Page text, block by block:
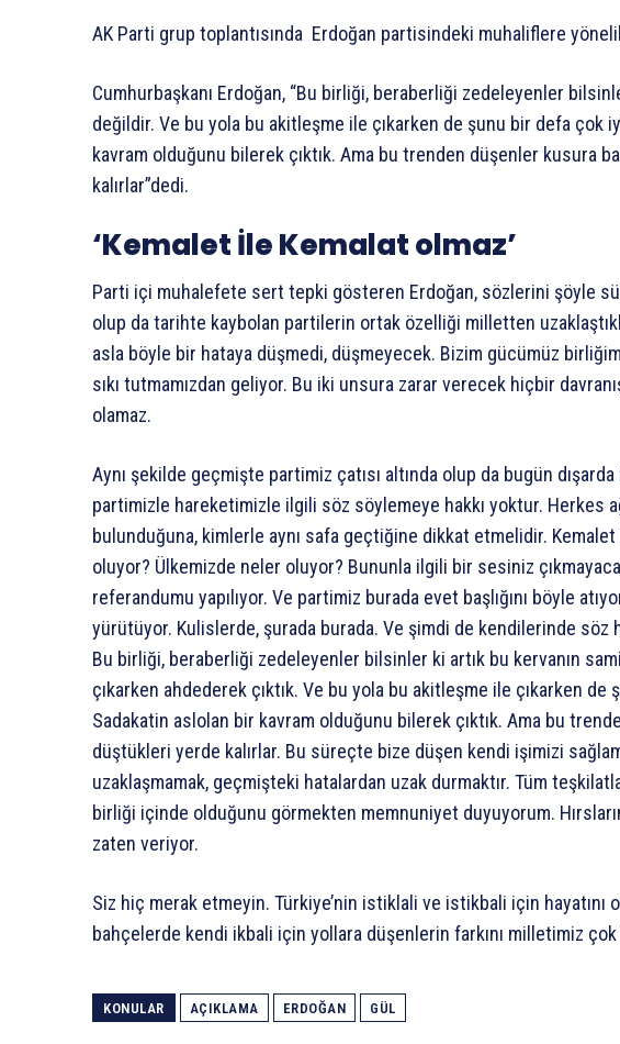
AK Parti grup toplantısında Erdoğan partisindeki muhaliflere
Cumhurbaşkanı Erdoğan, “Bu birliği, beraberliği zedeleyenler
değildir. Ve bu yola bu akitleşme ile çıkarken de şunu bir defa çok
kavram olduğunu bilerek çıktık. Ama bu trenden düşenler kusura
kalırlar”dedi.
‘Kemalet İle Kemalat olmaz’
Parti içi muhalefete sert tepki gösteren Erdoğan, sözlerini şöyle
olup da tarihte kaybolan partilerin ortak özelliği milletten
asla böyle bir hataya düşmedi, düşmeyecek. Bizim gücümüz
sıkı tutmamızdan geliyor. Bu iki unsura zarar verecek hiçbir
olamaz.
Aynı şekilde geçmişte partimiz çatısı altında olup da bugün
partimizle hareketimizle ilgili söz söylemeye hakkı yoktur. Herkes
bulunduğuna, kimlerle aynı safa geçtiğine dikkat etmelidir.
oluyor? Ülkemizde neler oluyor? Bununla ilgili bir sesiniz
referandumu yapılıyor. Ve partimiz burada evet başlığını böyle
yürütüyor. Kulislerde, şurada burada. Ve şimdi de kendilerinde söz
Bu birliği, beraberliği zedeleyenler bilsinler ki artık bu kervanın
çıkarken ahdederek çıktık. Ve bu yola bu akitleşme ile çıkarken
Sadakatin aslolan bir kavram olduğunu bilerek çıktık. Ama bu
düştükleri yerde kalırlar. Bu süreçte bize düşen kendi işimizi
uzaklaşmamak, geçmişteki hatalardan uzak durmaktır. Tüm
birliği içinde olduğunu görmekten memnuniyet duyuyorum.
zaten veriyor.
Siz hiç merak etmeyin. Türkiye’nin istiklali ve istikbali için hayatını
bahçelerde kendi ikbali için yollara düşenlerin farkını milletimiz çok
KONULAR AÇIKLAMA ERDOĞAN GÜL